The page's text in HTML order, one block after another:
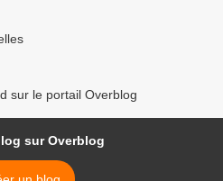
sur le portail Overblog
sur Overblog